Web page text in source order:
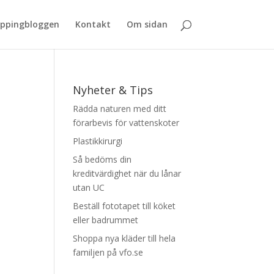
Kontakt Om sidan
Nyheter & Tips
Rädda naturen med ditt
förarbevis för vattenskoter
Plastikkirurgi
Så bedöms din
kreditvärdighet när du lånar
utan UC
Beställ fototapet till köket
eller badrummet
Shoppa nya kläder till hela
familjen på vfo.se